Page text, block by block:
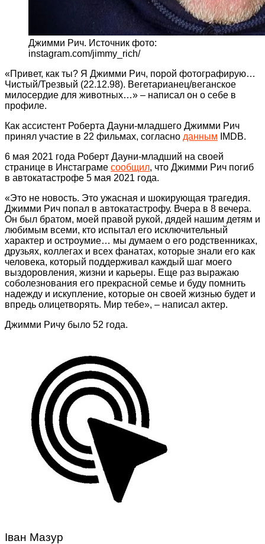
Джимми Рич. Источник фото:
instagram.com/jimmy_rich/
«Привет, как ты? Я Джимми Рич, порой фотографирую…
Чистый/Трезвый (22.12.98). Вегетарианец/веганское
милосердие для животных…» – написал он о себе в
профиле.
Как ассистент Роберта Дауни-младшего Джимми Рич
принял участие в 22 фильмах, согласно данным IMDB.
6 мая 2021 года Роберт Дауни-младший на своей
странице в Инстаграме сообщил, что Джимми Рич погиб
в автокатастрофе 5 мая 2021 года.
«Это не новость. Это ужасная и шокирующая трагедия.
Джимми Рич попал в автокатастрофу. Вчера в 8 вечера.
Он был братом, моей правой рукой, дядей нашим детям и
любимым всеми, кто испытал его исключительный
характер и остроумие… мы думаем о его родственниках,
друзьях, коллегах и всех фанатах, которые знали его как
человека, который поддерживал каждый шаг моего
выздоровления, жизни и карьеры. Еще раз выражаю
соболезнования его прекрасной семье и буду помнить
надежду и искупление, которые он своей жизнью будет и
впредь олицетворять. Мир тебе», – написал актер.
Джимми Ричу было 52 года.
Іван Мазур